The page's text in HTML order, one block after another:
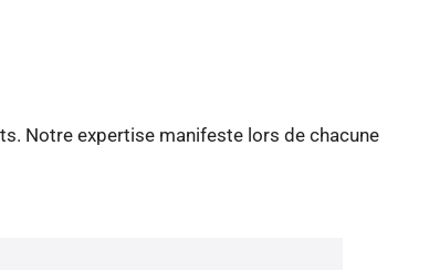
Notre expertise manifeste lors de chacune